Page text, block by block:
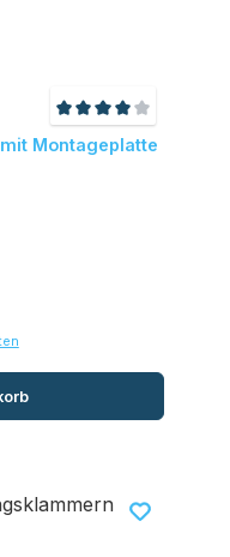
Durchschnittliche
Montageplatte